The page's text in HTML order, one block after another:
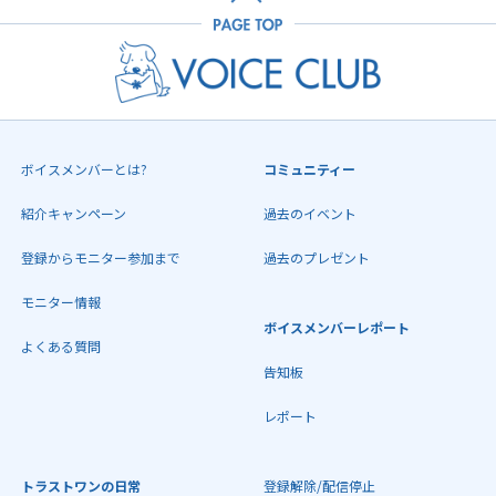
ボイスメンバーとは?
紹介キャンペーン
登録からモニター参加まで
モニター情報
よくある質問
コミュニティー
過去のイベント
過去のプレゼント
ボイスメンバーレポート
告知板
レポート
トラストワンの日常 登録解除/配信停止